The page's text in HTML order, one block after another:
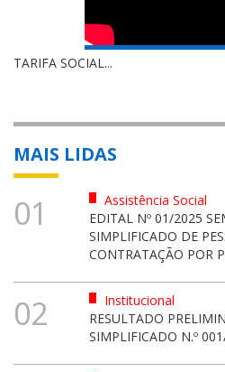
TARIFA SOCIAL...
MAIS LIDAS
01
Assistência Social
EDITAL Nº 01/2025
SIMPLIFICADO DE
CONTRATAÇÃO POR
02
Institucional
RESULTADO
SIMPLIFICADO N.º